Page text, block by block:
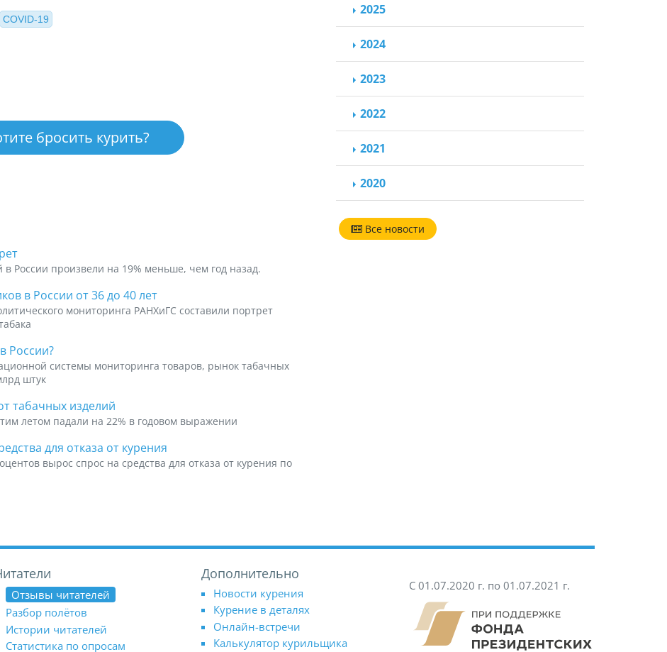
COVID-19
бросить курить?
России произвели на 19% меньше, чем год назад.
в России от 36 до 40 лет
мониторинга РАНХиГС составили портрет
России?
системы мониторинга товаров, рынок табачных
штук
табачных изделий
летом падали на 22% в годовом выражении
для отказа от курения
вырос спрос на средства для отказа от курения по
2025
2024
2023
2022
2021
2020
Все новости
Отзывы читателей
Разбор полётов
Истории читателей
Статистика по опросам
Дополнительно
Новости курения
Курение в деталях
Онлайн-встречи
Калькулятор курильщика
С 01.07.2020 г. по 01.07.2021 г.